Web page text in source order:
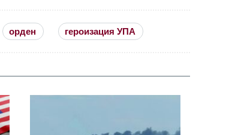
орден героизация УПА